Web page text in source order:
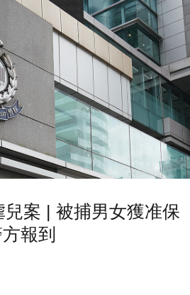
兒案 | 被捕男女獲准保
報到